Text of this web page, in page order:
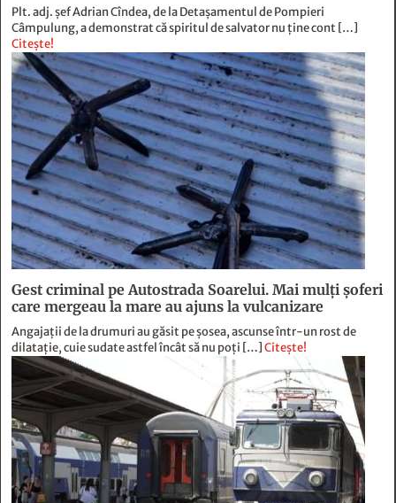
Gest criminal pe Autostrada Soarelui. Mai mulți șoferi
care mergeau la mare au ajuns la vulcanizare
Angajaţii de la drumuri au găsit pe şosea, ascunse într-un rost de
dilataţie, cuie sudate astfel încât să nu poţi […] Citește!